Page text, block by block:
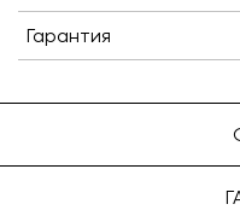
Гарантия